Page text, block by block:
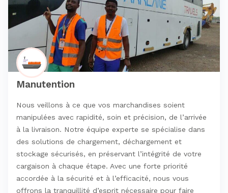
Manutention
Nous veillons à ce que vos marchandises soient
manipulées avec rapidité, soin et précision, de l’arrivée
à la livraison. Notre équipe experte se spécialise dans
des solutions de chargement, déchargement et
stockage sécurisés, en préservant l’intégrité de votre
cargaison à chaque étape. Avec une forte priorité
accordée à la sécurité et à l’efficacité, nous vous
offrons la tranquillité d’esprit nécessaire pour faire